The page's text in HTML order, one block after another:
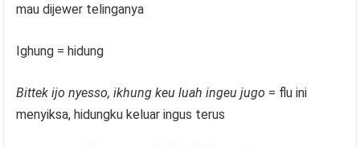
mau dijewer telinganya
Ighung = hidung
Bittek ijo nyesso, ikhung keu luah ingeu jugo = flu ini
menyiksa, hidungku keluar ingus terus